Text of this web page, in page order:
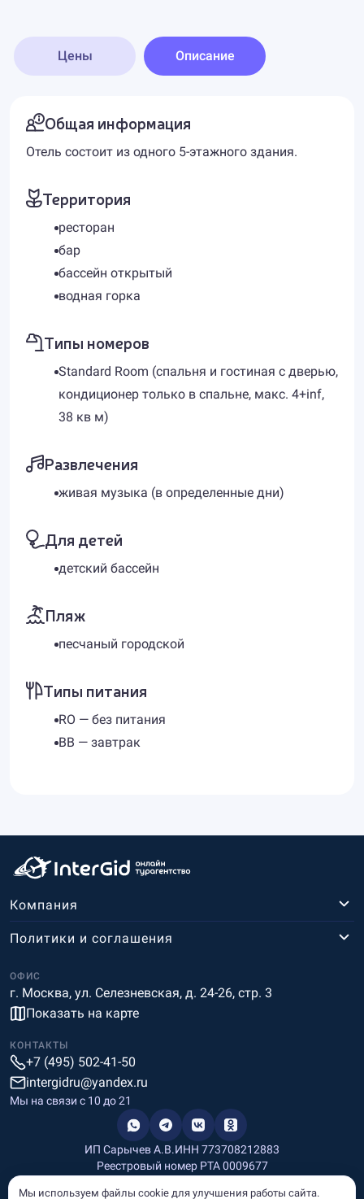
Цены Описание
Общая информация
Отель состоит из одного 5-этажного здания.
Территория
ресторан
бар
бассейн открытый
водная горка
Типы номеров
Standard Room (спальня и гостиная с дверью,
кондиционер только в спальне, макс. 4+inf,
38 кв м)
Развлечения
живая музыка (в определенные дни)
Для детей
детский бассейн
Пляж
песчаный городской
Типы питания
RO — без питания
BB — завтрак
Компания
ОФИС
г. Москва, ул. Селезневская, д. 24-26, стр. 3
Показать на карте
Политики и соглашения
КОНТАКТЫ
+7 (495) 502-41-50
intergidru@yandex.ru
Мы на связи c 10 до 21
ИП Сарычев А.В.ИНН 773708212883
Реестровый номер РТА 0009677
Мы используем файлы cookie для улучшения работы сайта.